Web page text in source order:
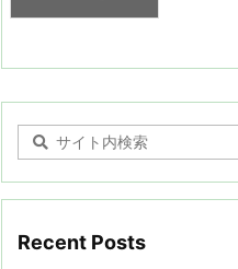
Recent Posts